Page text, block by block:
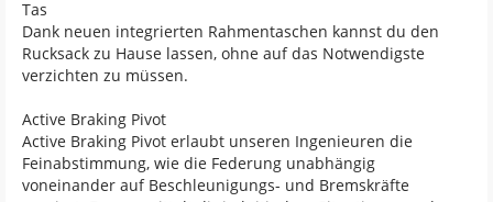
Tas
Dank neuen integrierten Rahmentaschen kannst du den
Rucksack zu Hause lassen, ohne auf das Notwendigste
verzichten zu müssen.
Active Braking Pivot
Active Braking Pivot erlaubt unseren Ingenieuren die
Feinabstimmung, wie die Federung unabhängig
voneinander auf Beschleunigungs- und Bremskräfte